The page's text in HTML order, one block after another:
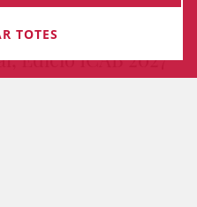
RESIDENTS del
Edició ICAB 2027
TOTES